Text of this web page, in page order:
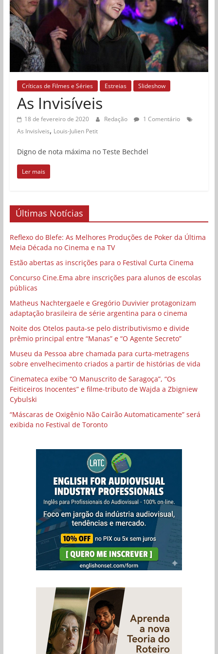
Críticas de Filmes e Séries Estreias Slideshow
As Invisíveis
18 de fevereiro de 2020 Redação
1 Comentário
As Invisíveis, Louis-Julien Petit
Digno de nota máxima no Teste Bechdel
Ler mais
Últimas Notícias
Reflexo do Blefe: As Melhores Produções de Poker da Última
Meia Década no Cinema e na TV
Estão abertas as inscrições para o Festival Curta Cinema
Concurso Cine.Ema abre inscrições para alunos de escolas
públicas
Matheus Nachtergaele e Gregório Duvivier protagonizam
adaptação brasileira de série argentina para o cinema
Noite dos Otelos pauta-se pelo distributivismo e divide
prêmio principal entre “Manas” e “O Agente Secreto”
Museu da Pessoa abre chamada para curta-metragens
sobre envelhecimento criados a partir de histórias de vida
Cinemateca exibe “O Manuscrito de Saragoça”, “Os
Feiticeiros Inocentes” e filme-tributo de Wajda a Zbigniew
Cybulski
“Máscaras de Oxigênio Não Cairão Automaticamente” será
exibida no Festival de Toronto